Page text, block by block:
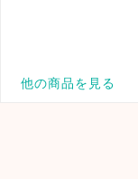
他の商品を見る